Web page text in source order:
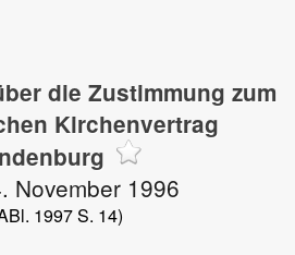
die Zustimmung zum
Kirchenvertrag
November 1996
1997 S. 14)